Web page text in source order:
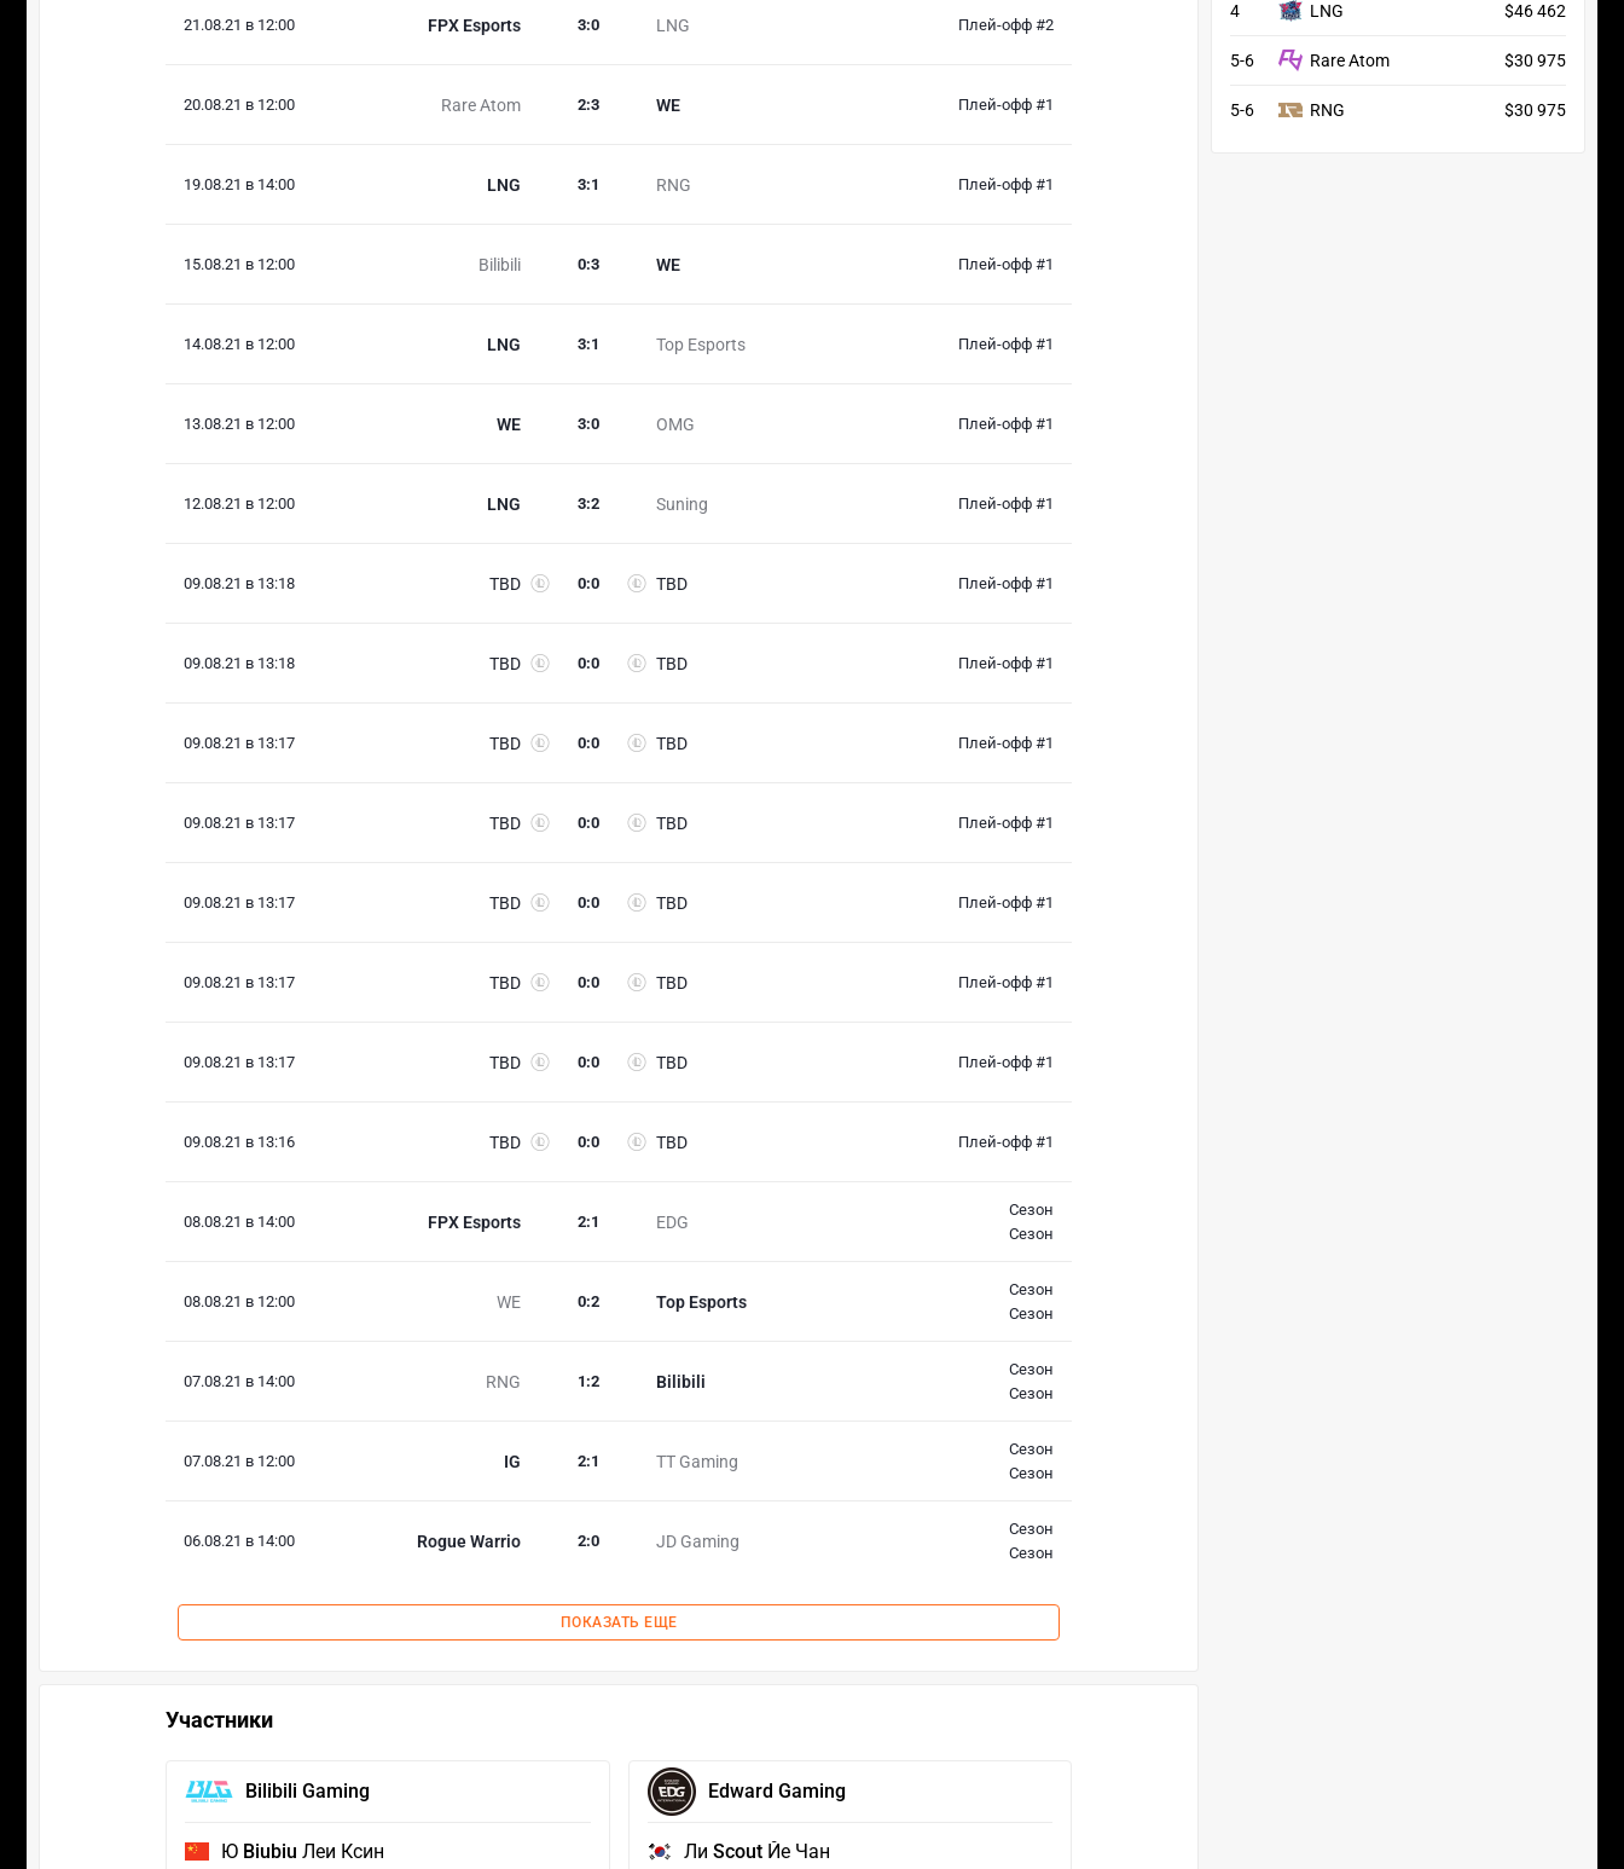
21.08.21 в 12:00 FPX Esports LNG
3:0 Плей-офф #2
20.08.21 в 12:00 Rare Atom WE
2:3 Плей-офф #1
19.08.21 в 14:00 LNG RNG
3:1 Плей-офф #1
15.08.21 в 12:00 Bilibili WE
0:3 Плей-офф #1
14.08.21 в 12:00 LNG Top Esports
3:1 Плей-офф #1
13.08.21 в 12:00 WE OMG
3:0 Плей-офф #1
12.08.21 в 12:00 LNG Suning
3:2 Плей-офф #1
09.08.21 в 13:18 TBD TBD
0:0 Плей-офф #1
09.08.21 в 13:18 TBD TBD
0:0 Плей-офф #1
09.08.21 в 13:17 TBD TBD
0:0 Плей-офф #1
09.08.21 в 13:17 TBD TBD
0:0 Плей-офф #1
09.08.21 в 13:17 TBD TBD
0:0 Плей-офф #1
09.08.21 в 13:17 TBD TBD
0:0 Плей-офф #1
09.08.21 в 13:17 TBD TBD
0:0 Плей-офф #1
09.08.21 в 13:16 TBD TBD
0:0 Плей-офф #1
08.08.21 в 14:00 FPX Esports EDG
2:1
Сезон
Сезон
08.08.21 в 12:00 WE Top Esports
0:2
Сезон
Сезон
07.08.21 в 14:00 RNG Bilibili
1 :2
Сезон
Сезон
07.08.21 в 12:00 IG TT Gaming
2:1
Сезон
Сезон
06.08.21 в 14:00 Rogue Warrio JD Gaming
2:0
Сезон
Сезон
ПОКАЗАТЬ ЕЩЕ
Участники
Bilibili Gaming
Ю Biubiu Леи Ксин
Edward Gaming
Ли ScoutЙе Чан
4 LNG $46 462
5-6 Rare Atom $30 975
5-6 RNG $30 975